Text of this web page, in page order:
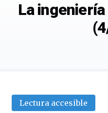
La
Lectura accesible